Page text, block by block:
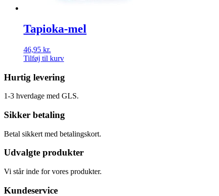
Tapioka-mel
46,95 kr.
Tilføj til kurv
Hurtig levering
1-3 hverdage med GLS.
Sikker betaling
Betal sikkert med betalingskort.
Udvalgte produkter
Vi står inde for vores produkter.
Kundeservice